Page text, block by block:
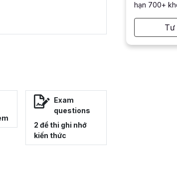
Exam
questions
2 đề thi ghi nhớ
kiến thức
hạn 700+
Tư